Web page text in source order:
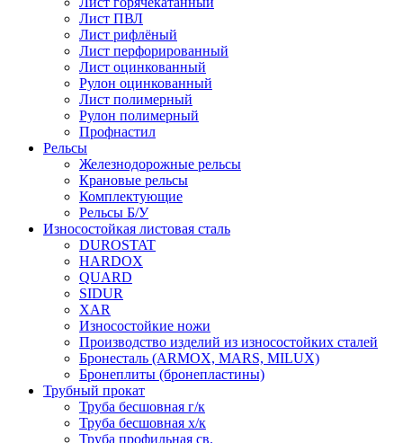
Лист ПВЛ
Лист рифлёный
Лист перфорированный
Лист оцинкованный
Рулон оцинкованный
Лист полимерный
Рулон полимерный
Профнастил
Рельсы
Железнодорожные рельсы
Крановые рельсы
Комплектующие
Рельсы Б/У
Износостойкая листовая сталь
DUROSTAT
HARDOX
QUARD
SIDUR
XAR
Износостойкие ножи
Производство изделий из износостойких сталей
Бронесталь (ARMOX, MARS, MILUX)
Бронеплиты (бронепластины)
Трубный прокат
Труба бесшовная г/к
Труба бесшовная х/к
Труба профильная св.